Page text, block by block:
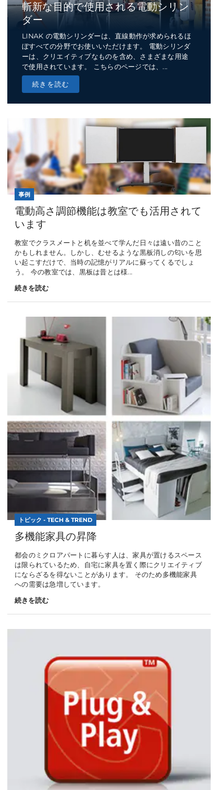
斬新な目的で使用される電動シリン
ダー
LINAK の電動シリンダーは、直線動作が求められるほ
ぼすべての分野でお使いいただけます。 電動シリンダ
ーは、クリエイティブなものを含め、さまざまな用途
で使用されています。 こちらのページでは、...
続きを読む
事例
電動高さ調節機能は教室でも活用されて
います
教室でクラスメートと机を並べて学んだ日々は遠い昔のこと
かもしれません。しかし、むせるような黒板消しの匂いを思
い起こすだけで、当時の記憶がリアルに蘇ってくるでしょ
う。 今の教室では、黒板は昔とは様...
続きを読む
トピック - TECH & TREND
多機能家具の昇降
都会のミクロアパートに暮らす人は、家具が置けるスペース
は限られているため、自宅に家具を置く際にクリエイティブ
にならざるを得ないことがあります。 そのため多機能家具
への需要は急増しています。
続きを読む